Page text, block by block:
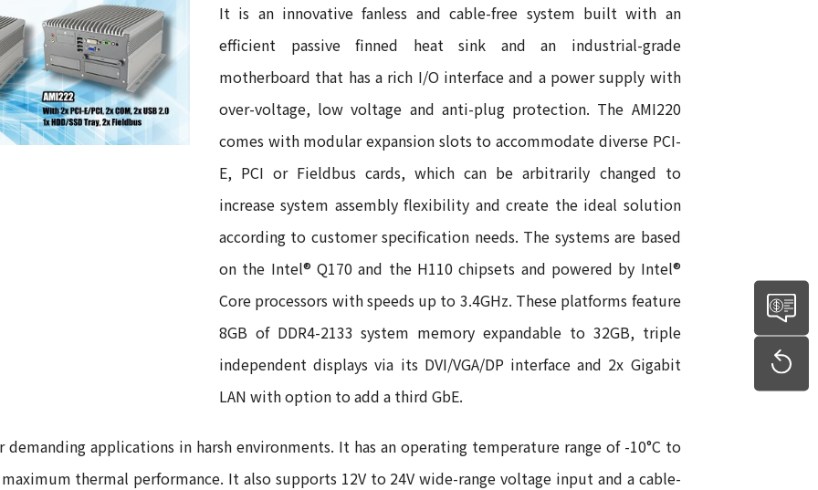
It is an innovative fanless and cable-free system built with an
efficient passive finned heat sink and an industrial-grade
motherboard that has a rich I/O interface and a power supply with
over-voltage, low voltage and anti-plug protection. The AMI220
comes with modular expansion slots to accommodate diverse PCI-
E, PCI or Fieldbus cards, which can be arbitrarily changed to
increase system assembly flexibility and create the ideal solution
according to customer specification needs. The systems are based
on the Intel® Q170 and the H110 chipsets and powered by Intel®
Core processors with speeds up to 3.4GHz. These platforms feature
8GB of DDR4-2133 system memory expandable to 32GB, triple
independent displays via its DVI/VGA/DP interface and 2x Gigabit
LAN with option to add a third GbE.
demanding applications in harsh environments. It has an operating temperature range of -10°C to
thermal performance. It also supports 12V to 24V wide-range voltage input and a cable-